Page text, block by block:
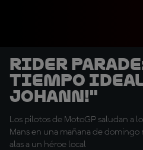
Rider Parade:
tiempo
Johann!"
Los pilotos de MotoGP saludan a
Mans en una mañana de
alas a un héroe local